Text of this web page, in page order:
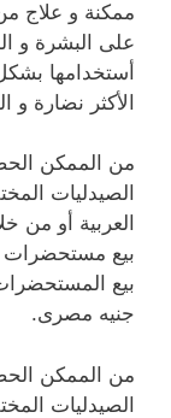
ممكنة و علاج
على البشرة و
أستخدامها
الأكثر نضارة و
من الممكن
الصيدليات
العربية أو من
بيع مستحضرات
جنيه مصرى.
من الممكن
الصيدليات